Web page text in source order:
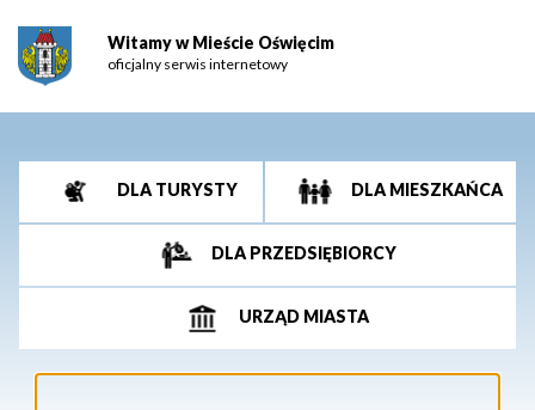
Witamy w Mieście Oświęcim
oficjalny serwis internetowy
DLA TURYSTY DLA MIESZKAŃCA
DLA PRZEDSIĘBIORCY
URZĄD MIASTA